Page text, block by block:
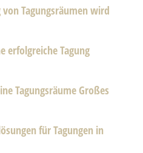
Tagungsräumen wird
erfolgreiche Tagung
Tagungsräume Großes
für Tagungen in